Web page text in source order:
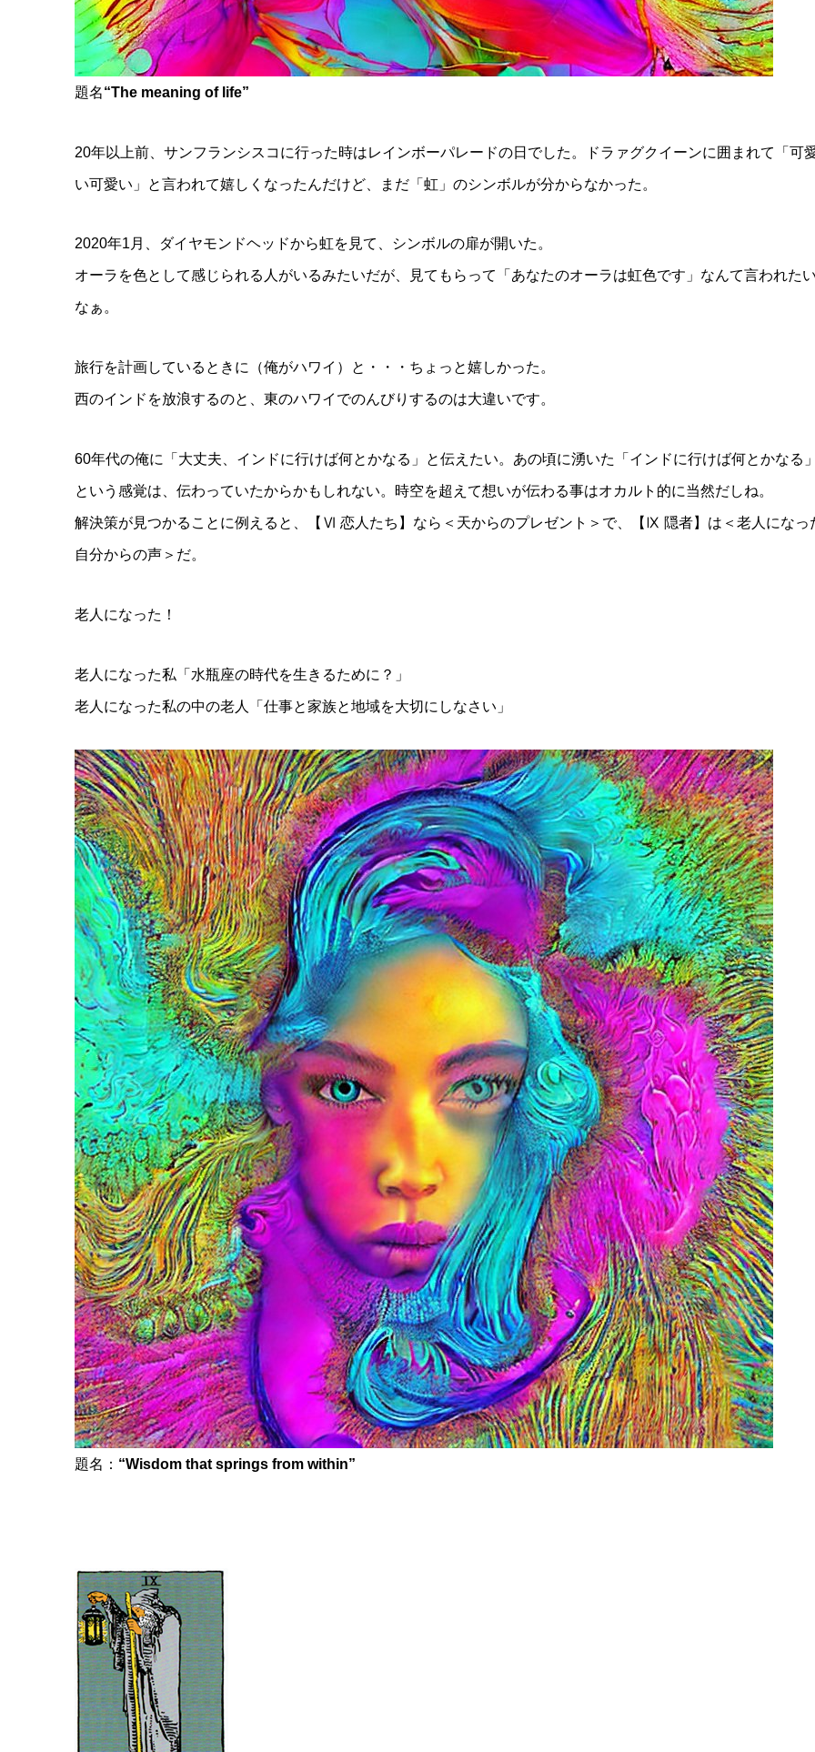
題名“The meaning of life”
20年以上前、サンフランシスコに行った時はレインボーパレードの日でした。ドラァグクイーンに囲まれて「可
い可愛い」と言われて嬉しくなったんだけど、まだ「虹」のシンボルが分からなかった。
2020年1月、ダイヤモンドヘッドから虹を見て、シンボルの扉が開いた。
オーラを色として感じられる人がいるみたいだが、見てもらって「あなたのオーラは虹色です」なんて言われたい
なぁ。
旅行を計画しているときに（俺がハワイ）と・・・ちょっと嬉しかった。
西のインドを放浪するのと、東のハワイでのんびりするのは大違いです。
60年代の俺に「大丈夫、インドに行けば何とかなる」と伝えたい。あの頃に湧いた「インドに行けば何とかなる」
という感覚は、伝わっていたからかもしれない。時空を超えて想いが伝わる事はオカルト的に当然だしね。
解決策が見つかることに例えると、【Ⅵ 恋人たち】なら＜天からのプレゼント＞で、【Ⅸ 隠者】は＜老人になっ
自分からの声＞だ。
老人になった！
老人になった私「水瓶座の時代を生きるために？」
老人になった私の中の老人「仕事と家族と地域を大切にしなさい」
題名： “Wisdom that springs from within”